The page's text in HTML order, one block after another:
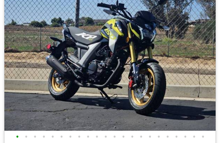
• • • • • • • • • • • • • • • • • • • • • •